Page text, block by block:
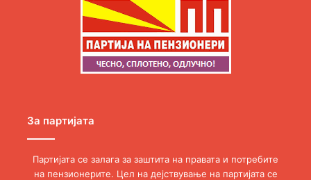
За партијата
Партијата се залага за заштита на правата и потребите
на пензионерите. Цел на дејствување на партијата се